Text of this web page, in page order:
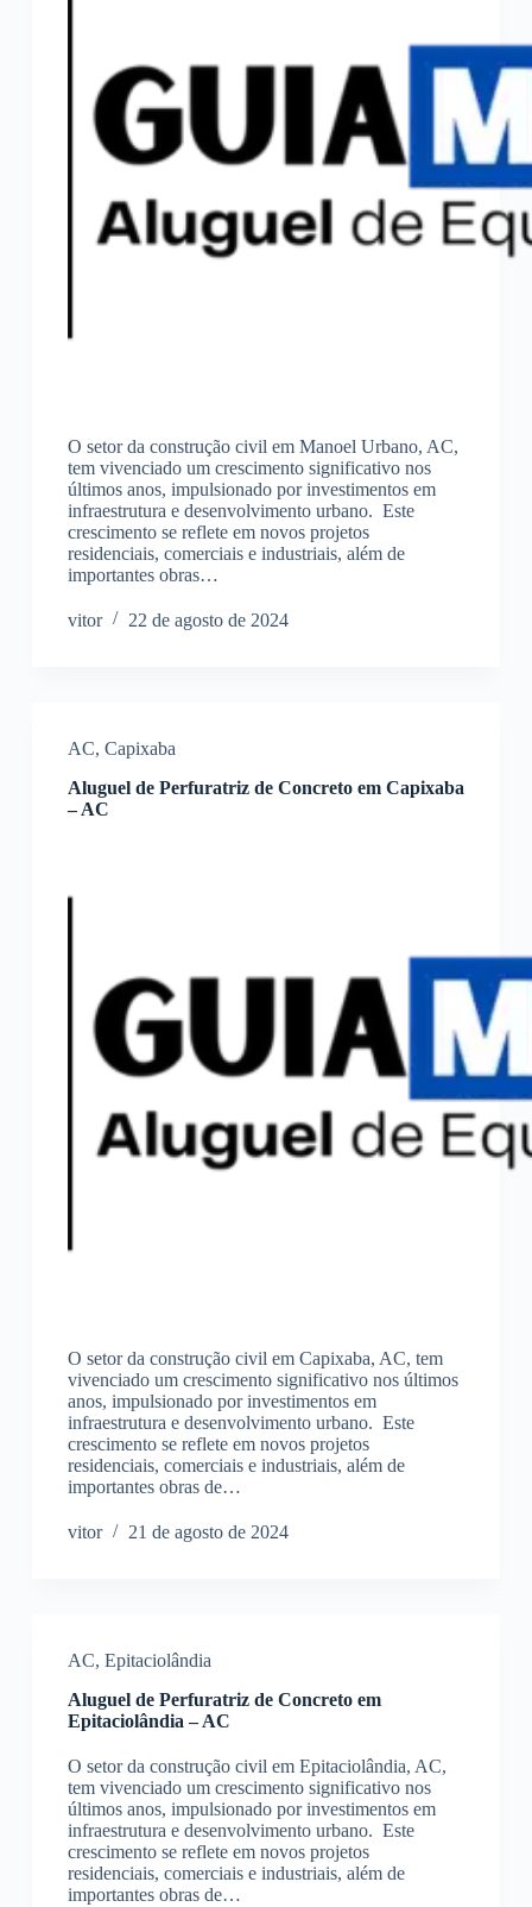
O setor da construção civil em Manoel Urbano, AC,
tem vivenciado um crescimento significativo nos
últimos anos, impulsionado por investimentos em
infraestrutura e desenvolvimento urbano. Este
crescimento se reflete em novos projetos
residenciais, comerciais e industriais, além de
importantes obras…
vitor 22 de agosto de 2024
AC, Capixaba
Aluguel de Perfuratriz de Concreto em Capixaba
– AC
O setor da construção civil em Capixaba, AC, tem
vivenciado um crescimento significativo nos últimos
anos, impulsionado por investimentos em
infraestrutura e desenvolvimento urbano. Este
crescimento se reflete em novos projetos
residenciais, comerciais e industriais, além de
importantes obras de…
vitor 21 de agosto de 2024
AC, Epitaciolândia
Aluguel de Perfuratriz de Concreto em
Epitaciolândia – AC
O setor da construção civil em Epitaciolândia, AC,
tem vivenciado um crescimento significativo nos
últimos anos, impulsionado por investimentos em
infraestrutura e desenvolvimento urbano. Este
crescimento se reflete em novos projetos
residenciais, comerciais e industriais, além de
importantes obras de…